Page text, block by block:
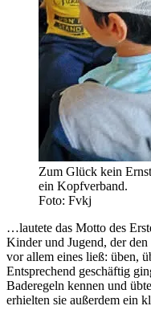
Zum Glück kein
ein Kopfverband.
Foto: Fvkj
…lautete das Motto des
Kinder und Jugend, der
vor allem eines ließ: üben,
Entsprechend geschäftig
Baderegeln kennen und
erhielten sie außerdem ein